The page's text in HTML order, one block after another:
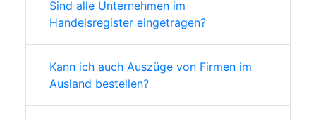
Sind alle Unternehmen im
Handelsregister eingetragen?
Kann ich auch Auszüge von Firmen im
Ausland bestellen?